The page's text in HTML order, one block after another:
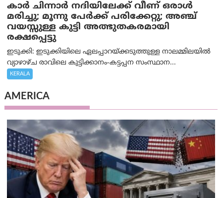
കാര്‍ ചിന്നാര്‍ നദിയിലേക്ക് വീണ് ഒരാള്‍
മരിച്ചു; മൂന്നു പേര്‍ക്ക് പരിക്കേറ്റു; അഞ്ച്
വയസ്സുള്ള കുട്ടി അത്ഭുതകരമായി
രക്ഷപ്പെട്ടു
ഇടുക്കി: ഇടുക്കിയിലെ ഏലപ്പാറയ്ക്കടുത്തുള്ള നാലമ്മിലയിൽ
വ്യാഴാഴ്ച രാവിലെ കുട്ടിക്കാനം-കട്ടപ്പന സംസ്ഥാന...
KERALA
AMERICA